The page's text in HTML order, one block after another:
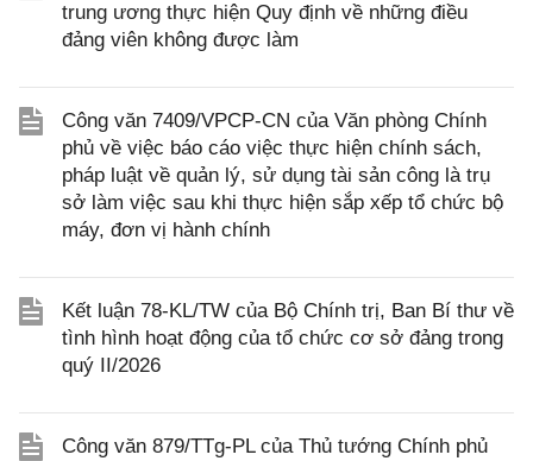
trung ương thực hiện Quy định về những điều
đảng viên không được làm
Công văn 7409/VPCP-CN của Văn phòng Chính
phủ về việc báo cáo việc thực hiện chính sách,
pháp luật về quản lý, sử dụng tài sản công là trụ
sở làm việc sau khi thực hiện sắp xếp tổ chức bộ
máy, đơn vị hành chính
Kết luận 78-KL/TW của Bộ Chính trị, Ban Bí thư về
tình hình hoạt động của tổ chức cơ sở đảng trong
quý II/2026
Công văn 879/TTg-PL của Thủ tướng Chính phủ